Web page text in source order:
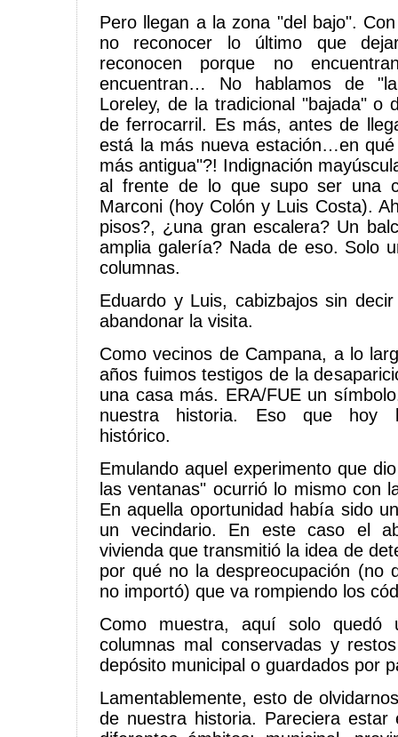
Pero llegan a la zona "del bajo".
no reconocer lo último que
reconocen porque no
encuentran… No hablamos de
Loreley, de la tradicional "bajada" o
de ferrocarril. Es más, antes de
está la más nueva estación…en
más antigua"?! Indignación
al frente de lo que supo ser una
Marconi (hoy Colón y Luis Costa).
pisos?, ¿una gran escalera? Un
amplia galería? Nada de eso. Solo
columnas.
Eduardo y Luis, cabizbajos sin
abandonar la visita.
Como vecinos de Campana, a lo
años fuimos testigos de la
una casa más. ERA/FUE un
nuestra historia. Eso que hoy
histórico.
Emulando aquel experimento que
las ventanas" ocurrió lo mismo con
En aquella oportunidad había sido
un vecindario. En este caso el
vivienda que transmitió la idea de
por qué no la despreocupación (no
no importó) que va rompiendo los
Como muestra, aquí solo quedó
columnas mal conservadas y
depósito municipal o guardados por
Lamentablemente, esto de
de nuestra historia. Pareciera